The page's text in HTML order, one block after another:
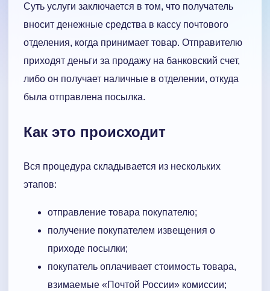
Суть услуги заключается в том, что получатель
вносит денежные средства в кассу почтового
отделения, когда принимает товар. Отправителю
приходят деньги за продажу на банковский счет,
либо он получает наличные в отделении, откуда
была отправлена посылка.
Как это происходит
Вся процедура складывается из нескольких
этапов:
отправление товара покупателю;
получение покупателем извещения о
приходе посылки;
покупатель оплачивает стоимость товара,
взимаемые «Почтой России» комиссии;